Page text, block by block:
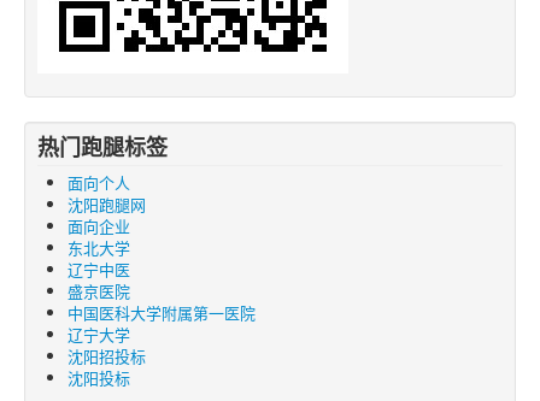
热门跑腿标签
面向个人
沈阳跑腿网
面向企业
东北大学
辽宁中医
盛京医院
中国医科大学附属第一医院
辽宁大学
沈阳招投标
沈阳投标